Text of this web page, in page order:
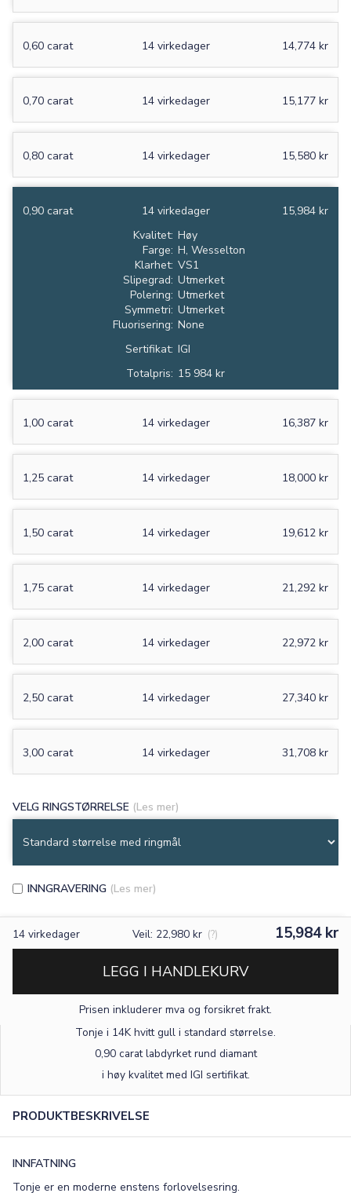
×
TEKST
FONT
0,60 carat 14,774 kr
14 virkedager
0,70 carat 15,177 kr
14 virkedager
0,80 carat 15,580 kr
14 virkedager
0,90 carat 15,984 kr
14 virkedager
Kvalitet: Høy
Farge: H, Wesselton
Klarhet: VS1
Slipegrad: Utmerket
Polering: Utmerket
Symmetri: Utmerket
Fluorisering: None
Sertifikat: IGI
Totalpris: 15 984 kr
1,00 carat 16,387 kr
14 virkedager
1,25 carat 18,000 kr
14 virkedager
1,50 carat 19,612 kr
14 virkedager
1,75 carat 21,292 kr
14 virkedager
2,00 carat 22,972 kr
14 virkedager
2,50 carat 27,340 kr
14 virkedager
3,00 carat 31,708 kr
14 virkedager
VELG RINGSTØRRELSE (Les mer)
INNGRAVERING (Les mer)
14 virkedager Veil: 22,980 kr (?) 15,984 kr
LEGG I HANDLEKURV
Prisen inkluderer mva og forsikret frakt.
Tonje i 14K hvitt gull i standard størrelse.
0,90 carat labdyrket rund diamant
i høy kvalitet med IGI sertifikat.
PRODUKTBESKRIVELSE
INNFATNING
Tonje er en moderne enstens forlovelsesring.